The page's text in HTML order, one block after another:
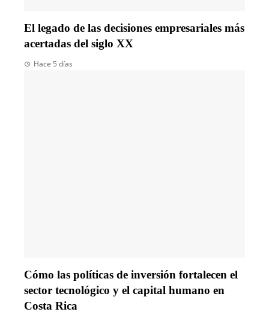
El legado de las decisiones empresariales más
acertadas del siglo XX
Hace 5 días
Cómo las políticas de inversión fortalecen el
sector tecnológico y el capital humano en
Costa Rica